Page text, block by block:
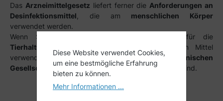
Das Arzneimittelgesetz liefert ferner die Anforderungen an
Desinfektionsmittel , die am menschlichen Körper
verwendet werden.
Wenn Sie ein geeignetes Desinfektionsmittel für die
Tierhaltung
suchen, sollten Sie zur Desinfektion Mittel
verwenden, die von derDeutschen Veterinärmedizinischen
Gesellschaft(DVG) geprüft und zugelassen worden sind.
Diese Website verwendet Cookies,
um eine bestmögliche Erfahrung
bieten zu können.
Mehr Informationen ...